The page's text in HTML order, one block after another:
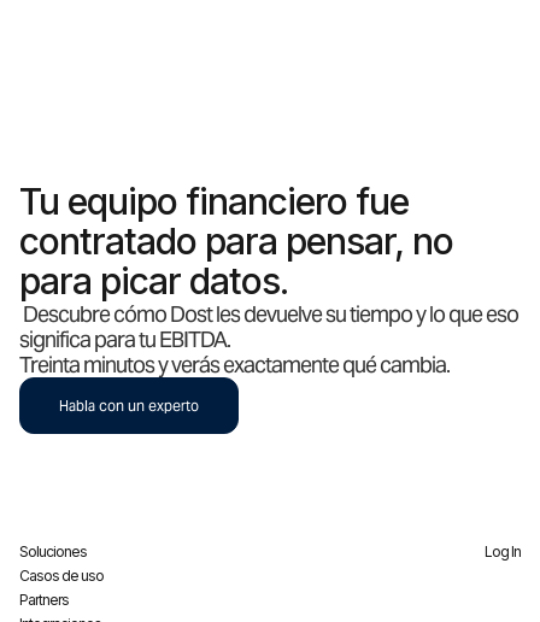
Tu equipo financiero fue
contratado para pensar, no
para picar datos.
Descubre cómo Dost les devuelve su tiempo y lo que eso
significa para tu EBITDA.
Treinta minutos y verás exactamente qué cambia.
Habla con un experto
Soluciones
Casos de uso
Partners
Log In